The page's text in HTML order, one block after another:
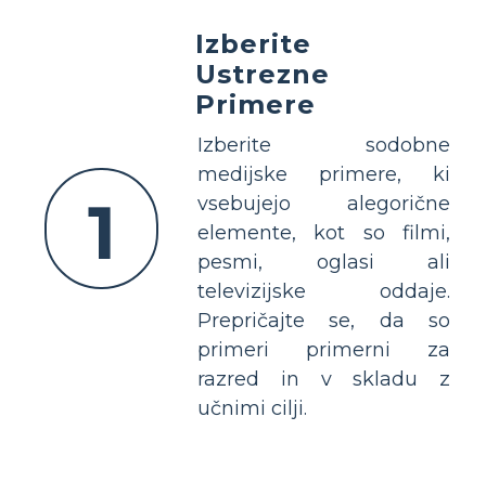
1
Izberite
Ustrezne
Primere
Izberite sodobne
medijske primere, ki
vsebujejo alegorične
elemente, kot so filmi,
pesmi, oglasi ali
televizijske oddaje.
Prepričajte se, da so
primeri primerni za
razred in v skladu z
učnimi cilji.